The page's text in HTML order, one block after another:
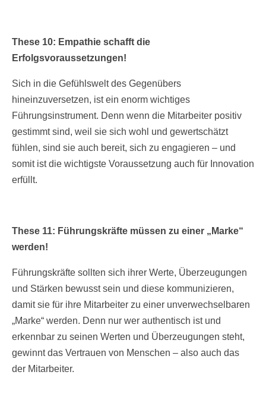
These 10: Empathie schafft die
Erfolgsvoraussetzungen!
Sich in die Gefühlswelt des Gegenübers
hineinzuversetzen, ist ein enorm wichtiges
Führungsinstrument. Denn wenn die Mitarbeiter positiv
gestimmt sind, weil sie sich wohl und gewertschätzt
fühlen, sind sie auch bereit, sich zu engagieren – und
somit ist die wichtigste Voraussetzung auch für Innovation
erfüllt.
These 11: Führungskräfte müssen zu einer „Marke“
werden!
Führungskräfte sollten sich ihrer Werte, Überzeugungen
und Stärken bewusst sein und diese kommunizieren,
damit sie für ihre Mitarbeiter zu einer unverwechselbaren
„Marke“ werden. Denn nur wer authentisch ist und
erkennbar zu seinen Werten und Überzeugungen steht,
gewinnt das Vertrauen von Menschen – also auch das
der Mitarbeiter.